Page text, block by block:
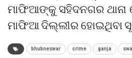
ମାଫିଆଙ୍କୁ ସହିଦନଗର ଥାନା
ମାଫିଆ ଦିଲ୍ଲୀର ହୋଇଥିବା
bhubneswar crime ganja